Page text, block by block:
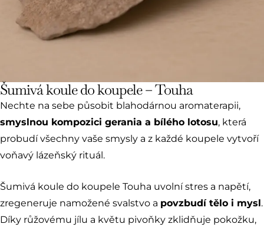
Šumivá koule do koupele – Touha
Nechte na sebe působit blahodárnou aromaterapii,
smyslnou kompozici gerania a bílého lotosu, která
probudí všechny vaše smysly a z každé koupele vytvoří
voňavý lázeňský rituál.
Šumivá koule do koupele Touha uvolní stres a napětí,
zregeneruje namožené svalstvo a povzbudí tělo i mysl.
Díky růžovému jílu a květu pivoňky zklidňuje pokožku,